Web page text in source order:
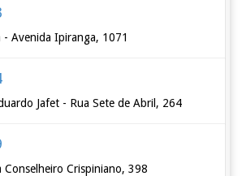
- Avenida Ipiranga, 1071
Jafet - Rua Sete de Abril, 264
Conselheiro Crispiniano, 398